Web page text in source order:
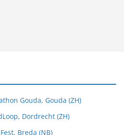
Gouda, Gouda (ZH)
Dordrecht (ZH)
Breda (NB)